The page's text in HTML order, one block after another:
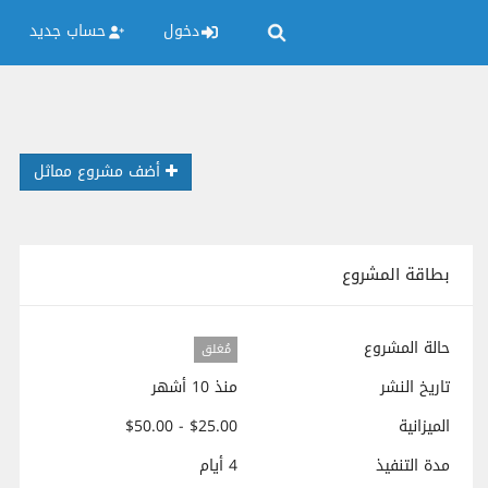
دخول حساب جديد
أضف مشروع مماثل
بطاقة المشروع
حالة المشروع مُغلق
تاريخ النشر
منذ 10 أشهر
الميزانية
$25.00 - $50.00
مدة التنفيذ
4 أيام